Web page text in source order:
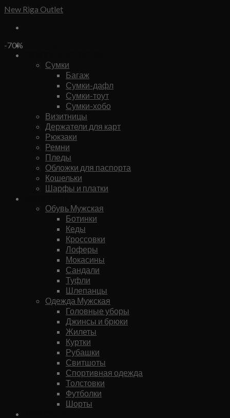
Skip
content
New Riga Outlet
Сумки
Багаж
Сумки-дафл
Сумки-тоут
Сумки-хобо
Визитницы
Держатели для карт
Рюкзаки
Ремни
Пледы
Обложки для паспорта
Кошельки
Шарфы и платки
Обувь Мужская
Ботинки
Кеды
Кроссовки
Лоферы
Мокасины
Сандали
Туфли
Шлепанцы
Одежда Мужская
Головные уборы
Джинсы и брюки
Жилеты
Куртки
Рубашки
Свитшоты
Спортивная одежда
Толстовки
Футболки
Шорты
-70%